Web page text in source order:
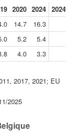
2020 2024 2024//
14.7
16.3
5.2
5.4
4.0
3.3
2017, 2021; EU
2025